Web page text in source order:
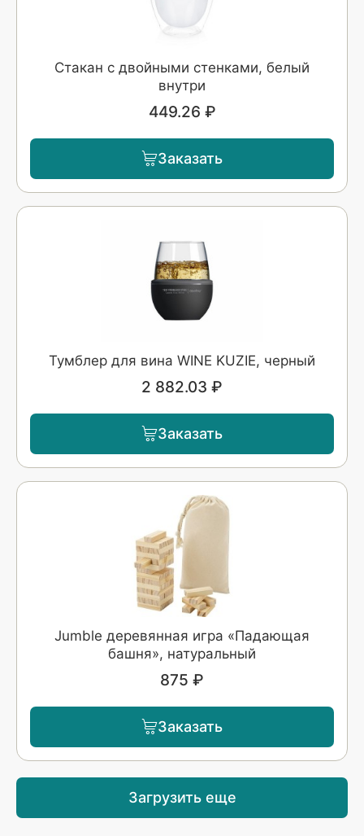
Стакан с двойными стенками, белый
внутри
449.26 ₽
Заказать
Тумблер для вина WINE KUZIE, черный
2 882.03 ₽
Заказать
Jumble деревянная игра «Падающая
башня», натуральный
875 ₽
Заказать
Загрузить еще